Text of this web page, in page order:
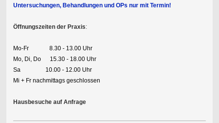
Untersuchungen, Behandlungen und OPs nur mit Termin!
Öffnungszeiten der Praxis:
Mo-Fr 8.30 - 13.00 Uhr
Mo, Di, Do 15.30 - 18.00 Uhr
Sa 10.00 - 12.00 Uhr
Mi + Fr nachmittags geschlossen
Hausbesuche auf Anfrage